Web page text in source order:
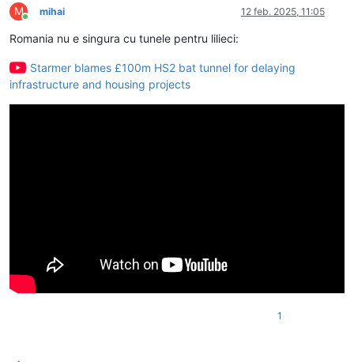
M
Conectat
mihai 12 feb. 2025, 11:05
Romania nu e singura cu tunele pentru lilieci:
Starmer blames £100m HS2 bat tunnel for delaying
infrastructure and housing projects
1